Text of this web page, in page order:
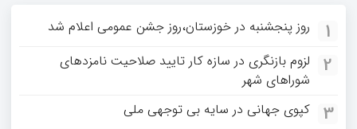
1 روز پنجشنبه در خوزستان،روز جشن عمومی اعلام شد
2
لزوم بازنگری در سازه کار تایید صلاحیت نامزدهای
شوراهای شهر
3 کپوی جهانی در سایه بی توجهی ملی